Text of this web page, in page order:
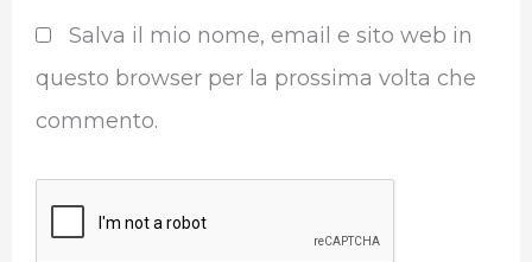
Salva il mio nome, email e sito web in
questo browser per la prossima volta che
commento.